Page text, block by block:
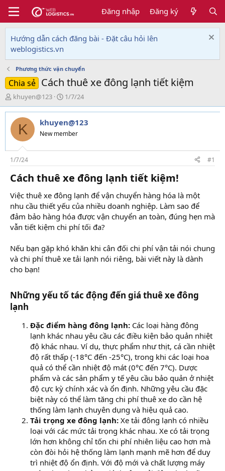
Đăng nhập Đăng ký
Hướng dẫn cách đăng bài - Đặt câu hỏi lên
weblogistics.vn
Phương thức vận chuyển
Chia sẻ Cách thuê xe đông lạnh tiết kiệm
T
h
r
e
d
s
t
a
r
e
r
khuyen@123
N
g
à
y
g
i
1/7/24
K khuyen@123
New member
1/7/24 #1
Cách thuê xe đông lạnh tiết kiệm!​
Việc thuê xe đông lạnh để vận chuyển hàng hóa là một
nhu cầu thiết yếu của nhiều doanh nghiệp. Làm sao để
đảm bảo hàng hóa được vận chuyển an toàn, đúng hẹn mà
vẫn tiết kiệm chi phí tối đa?
Nếu bạn gặp khó khăn khi cân đối chi phí vận tải nói chung
và chi phí thuê xe tải lạnh nói riêng, bài viết này là dành
cho bạn!
Những yếu tố tác động đến giá thuê xe đông
lạnh​
Đặc điểm hàng đông lạnh: Các loại hàng đông
lạnh khác nhau yêu cầu các điều kiện bảo quản nhiệt
độ khác nhau. Ví dụ, thực phẩm như thịt, cá cần nhiệt
độ rất thấp (-18°C đến -25°C), trong khi các loại hoa
quả có thể cần nhiệt độ mát (0°C đến 7°C). Dược
phẩm và các sản phẩm y tế yêu cầu bảo quản ở nhiệt
độ cực kỳ chính xác và ổn định. Những yêu cầu đặc
biệt này có thể làm tăng chi phí thuê xe do cần hệ
thống làm lạnh chuyên dụng và hiệu quả cao.
Tải trọng xe đông lạnh: Xe tải đông lạnh có nhiều
loại với các mức tải trọng khác nhau. Xe có tải trọng
lớn hơn không chỉ tốn chi phí nhiên liệu cao hơn mà
còn đòi hỏi hệ thống làm lạnh mạnh mẽ hơn để duy
trì nhiệt độ ổn định. Với độ mới và chất lượng máy